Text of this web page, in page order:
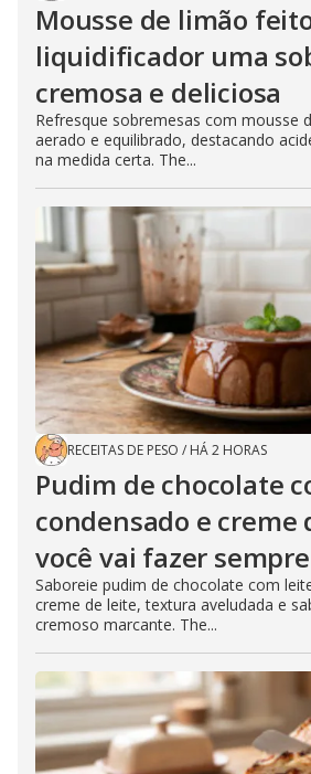
Mousse de limão
liquidificador uma
cremosa e deliciosa
Refresque sobremesas com mousse
aerado e equilibrado, destacando
na medida certa. The...
RECEITAS DE PESO / HÁ 2 HORAS
Pudim de chocolate
condensado e creme
você vai fazer sempre
Saboreie pudim de chocolate com
creme de leite, textura aveludada e
cremoso marcante. The...